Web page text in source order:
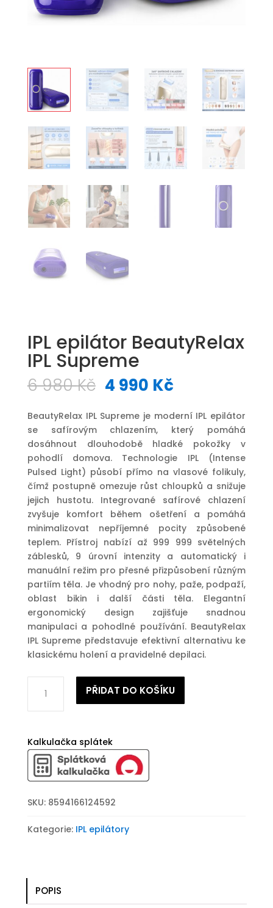
IPL epilátor BeautyRelax
IPL Supreme
6 980Kč Původní
byla:
6
980 Kč.
4 990 KčAktuální
je:
4
990 Kč.
BeautyRelax IPL Supreme je moderní IPL epilátor
se safírovým chlazením, který pomáhá
dosáhnout dlouhodobě hladké pokožky v
pohodlí domova. Technologie IPL (Intense
Pulsed Light) působí přímo na vlasové folikuly,
čímž postupně omezuje růst chloupků a snižuje
jejich hustotu. Integrované safírové chlazení
zvyšuje komfort během ošetření a pomáhá
minimalizovat nepříjemné pocity způsobené
teplem. Přístroj nabízí až 999 999 světelných
záblesků, 9 úrovní intenzity a automatický i
manuální režim pro přesné přizpůsobení různým
partiím těla. Je vhodný pro nohy, paže, podpaží,
oblast bikin i další části těla. Elegantní
ergonomický design zajišťuje snadnou
manipulaci a pohodlné používání. BeautyRelax
IPL Supreme představuje efektivní alternativu ke
klasickému holení a pravidelné depilaci.
epilátor
BeautyRelax
Supreme
množství
PŘIDAT DO KOŠÍKU
Kalkulačka splátek
SKU: 8594166124592
Kategorie: IPL epilátory
POPIS